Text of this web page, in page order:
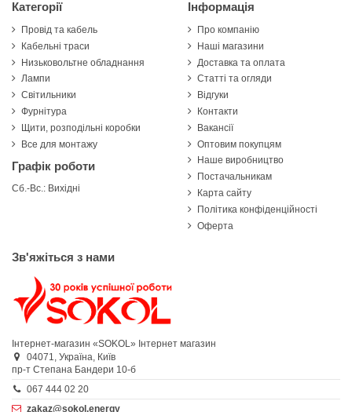
Категорії
Провід та кабель
Кабельні траси
Низьковольтне обладнання
Лампи
Світильники
Фурнітура
Щити, розподільні коробки
Все для монтажу
Графік роботи
Сб.-Вс.: Вихідні
Інформація
Про компанію
Наші магазини
Доставка та оплата
Статті та огляди
Відгуки
Контакти
Вакансії
Оптовим покупцям
Наше виробництво
Постачальникам
Карта сайту
Політика конфіденційності
Оферта
Зв'яжіться з нами
Інтернет-магазин «SOKOL» Інтернет магазин
04071, Україна, Київ
пр-т Степана Бандери 10-б
067 444 02 20
zakaz@sokol.energy